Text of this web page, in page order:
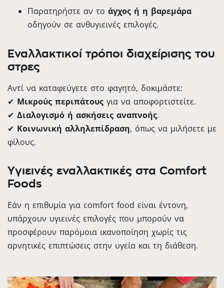
Παρατηρήστε αν το άγχος ή η βαρεμάρα
οδηγούν σε ανθυγιεινές επιλογές.
Εναλλακτικοί τρόποι διαχείρισης του
στρες
Αντί να καταφεύγετε στο φαγητό, δοκιμάστε:
✔ Μικρούς περιπάτους για να αποφορτιστείτε.
✔ Διαλογισμό ή ασκήσεις αναπνοής.
✔ Κοινωνική αλληλεπίδραση, όπως να μιλήσετε με
φίλους.
Υγιεινές εναλλακτικές στα Comfort
Foods
Εάν η επιθυμία για comfort food είναι έντονη,
υπάρχουν υγιεινές επιλογές που μπορούν να
προσφέρουν παρόμοια ικανοποίηση χωρίς τις
αρνητικές επιπτώσεις στην υγεία και τη διάθεση.